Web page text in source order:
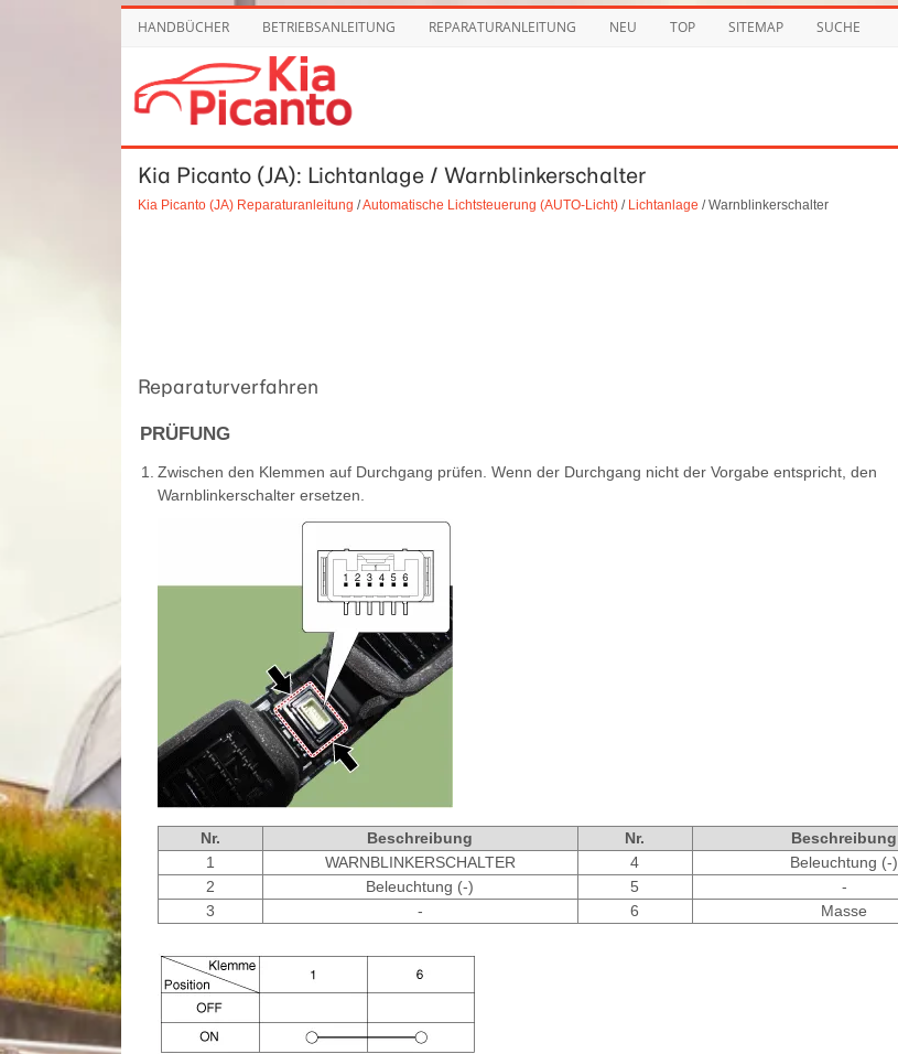
HANDBÜCHER BETRIEBSANLEITUNG REPARATURANLEITUNG NEU TOP SITEMAP SUCHE
Kia Picanto (JA): Lichtanlage / Warnblinkerschalter
Kia Picanto (JA) Reparaturanleitung /Automatische Lichtsteuerung (AUTO-Licht)/ Lichtanlage / Warnblinkerschalter
Reparaturverfahren
PRÜFUNG
1.
Zwischen den Klemmen auf Durchgang prüfen. Wenn der Durchgang nicht der Vorgabe entspricht, den
Warnblinkerschalter ersetzen.
Nr. Beschreibung Nr.
Beschreibung
1
WARNBLINKERSCHALTER 4
Beleuchtung (-)
2
Beleuchtung (-) 5
-
3
- 6 Masse